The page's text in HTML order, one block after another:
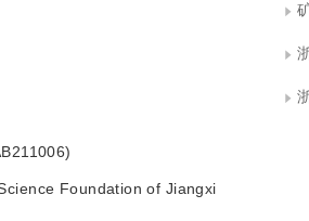
Foundation of Jiangxi